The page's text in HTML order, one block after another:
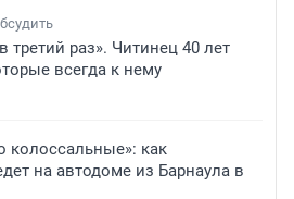
третий раз». Читинец 40 лет
всегда к нему
колоссальные»: как
на автодоме из Барнаула в